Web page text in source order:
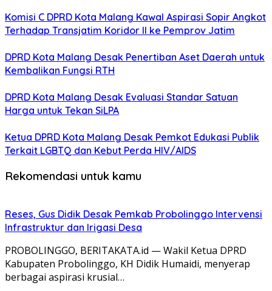
Komisi C DPRD Kota Malang Kawal Aspirasi Sopir Angkot
Terhadap Transjatim Koridor II ke Pemprov Jatim
DPRD Kota Malang Desak Penertiban Aset Daerah untuk
Kembalikan Fungsi RTH
DPRD Kota Malang Desak Evaluasi Standar Satuan
Harga untuk Tekan SiLPA
Ketua DPRD Kota Malang Desak Pemkot Edukasi Publik
Terkait LGBTQ dan Kebut Perda HIV/AIDS
Rekomendasi untuk kamu
Reses, Gus Didik Desak Pemkab Probolinggo Intervensi
Infrastruktur dan Irigasi Desa
PROBOLINGGO, BERITAKATA.id — Wakil Ketua DPRD
Kabupaten Probolinggo, KH Didik Humaidi, menyerap
berbagai aspirasi krusial…